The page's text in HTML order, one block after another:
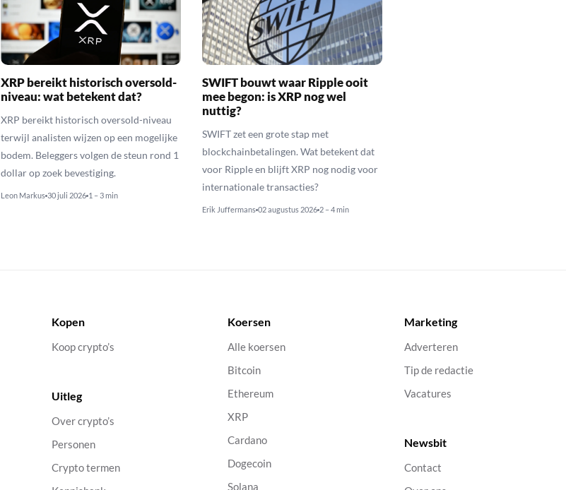
XRP bereikt historisch oversold-
niveau: wat betekent dat?
XRP bereikt historisch oversold-niveau
terwijl analisten wijzen op een mogelijke
bodem. Beleggers volgen de steun rond 1
dollar op zoek bevestiging.
Leon Markus 30 juli 2026 1 – 3 min
SWIFT bouwt waar Ripple ooit
mee begon: is XRP nog wel
nuttig?
SWIFT zet een grote stap met
blockchainbetalingen. Wat betekent dat
voor Ripple en blijft XRP nog nodig voor
internationale transacties?
Erik Juffermans 02 augustus 2026 2 – 4 min
Kopen
Koop crypto’s
Uitleg
Over crypto’s
Personen
Crypto termen
Koersen
Alle koersen
Bitcoin
Ethereum
XRP
Cardano
Dogecoin
Solana
Marketing
Adverteren
Tip de redactie
Vacatures
Newsbit
Contact